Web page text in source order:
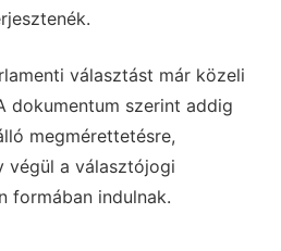
választást már közeli
dokumentum szerint addig
megmérettetésre,
végül a választójogi
formában indulnak.